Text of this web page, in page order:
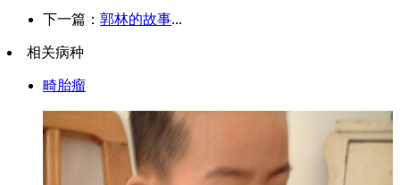
下一篇： 郭林的故事...
相关病种
畸胎瘤